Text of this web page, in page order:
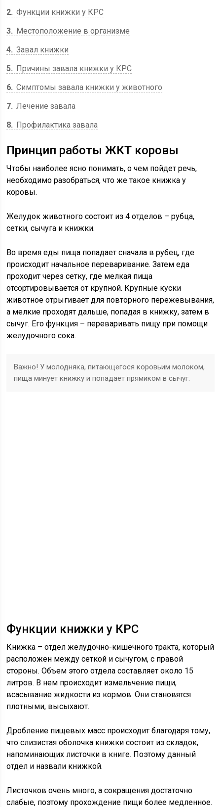
2 Функции книжки у КРС
3
Местоположение в организме
4 Завал книжки
5
Причины завала книжки у КРС
6 Симптомы завала книжки у животного
7 Лечение завала
8
Профилактика завала
Принцип работы ЖКТ коровы
Чтобы наиболее ясно понимать, о чем пойдет речь,
необходимо разобраться, что же такое книжка у
коровы.
Желудок животного состоит из 4 отделов – рубца,
сетки, сычуга и книжки.
Во время еды пища попадает сначала в рубец, где
происходит начальное переваривание. Затем еда
проходит через сетку, где мелкая пища
отсортировывается от крупной. Крупные куски
животное отрыгивает для повторного пережевывания,
а мелкие проходят дальше, попадая в книжку, затем в
сычуг. Его функция – переваривать пищу при помощи
желудочного сока.
Важно! У молодняка, питающегося коровьим молоком,
пища минует книжку и попадает прямиком в сычуг.
Функции книжки у КРС
Книжка – отдел желудочно-кишечного тракта, который
расположен между сеткой и сычугом, с правой
стороны. Объем этого отдела составляет около 15
литров. В нем происходит измельчение пищи,
всасывание жидкости из кормов. Они становятся
плотными, высыхают.
Дробление пищевых масс происходит благодаря тому,
что слизистая оболочка книжки состоит из складок,
напоминающих листочки в книге. Поэтому данный
отдел и назвали книжкой.
Листочков очень много, а сокращения достаточно
слабые, поэтому прохождение пищи более медленное.